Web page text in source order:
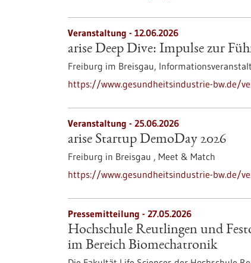
Veranstaltung - 12.06.2026
arise Deep Dive: Impulse zur
Freiburg im Breisgau,
https://www.gesundheitsindustrie-bw.de/
Veranstaltung - 25.06.2026
arise Startup DemoDay 2026
Freiburg in Breisgau , Meet & Match
https://www.gesundheitsindustrie-bw.de/
Pressemitteilung - 27.05.2026
Hochschule Reutlingen und
im Bereich Biomechatronik